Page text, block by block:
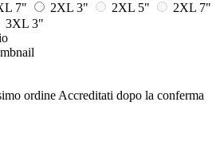
7" 2XL 3" 2XL 5"
2XL 7"
3XL 3"
ordine Accreditati dopo la conferma